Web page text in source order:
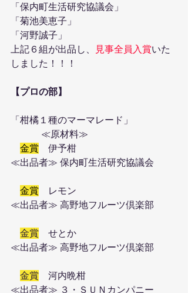
「保内町生活研究協議会」
「菊池美恵子」
「河野誠子」
上記６組が出品し、
見事全員入賞いた
しました！！！
【プロの部】
「柑橘１種のマーマレード」
≪原材料≫
金賞 伊予柑
≪出品者≫ 保内町生活研究協議会
金賞 レモン
≪出品者≫ 高野地フルーツ倶楽部
金賞 せとか
≪出品者≫ 高野地フルーツ倶楽部
金賞 河内晩柑
≪出品者≫ ３・ＳＵＮカンパニー